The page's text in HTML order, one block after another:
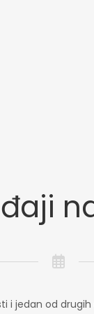
i jedan od